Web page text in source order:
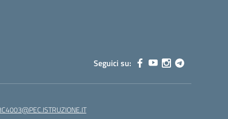
Seguici su: